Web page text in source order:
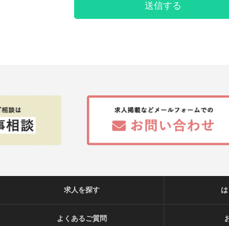
弊社は法律で定められている場合を除いて、応募者の個人情
得ず第三者に提供・委託することはありません。ただし、官
【個人情報の開示等について】
貴殿には、貴殿の個人情報の利用目的の通知、開示、内容の
の停止、消去及び第三者への提供の停止（以下、「開示等」
た場合には、遅滞なく対応します。
【統計処理されたデータの利用】
ご連絡ください。
送信する
求人を探す
よくあるご質問